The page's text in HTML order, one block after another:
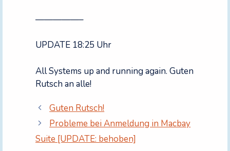
—————–
UPDATE 18:25 Uhr
All Systems up and running again. Guten
Rutsch an alle!
Guten Rutsch!
Probleme bei Anmeldung in Macbay
Suite [UPDATE: behoben]